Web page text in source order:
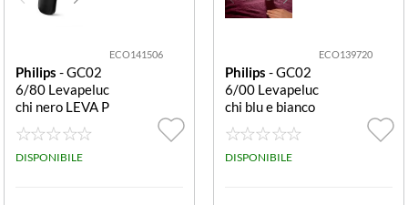
ECO141506
Philips - GC02
6/80 Levapeluc
chi nero LEVA P
ELUCCHI GC02
6/80 PROMO
DISPONIBILE
ECO139720
Philips - GC02
6/00 Levapeluc
chi blu e bianco
GC026/00 LEV
APELUCCHI 2X
AA
DISPONIBILE